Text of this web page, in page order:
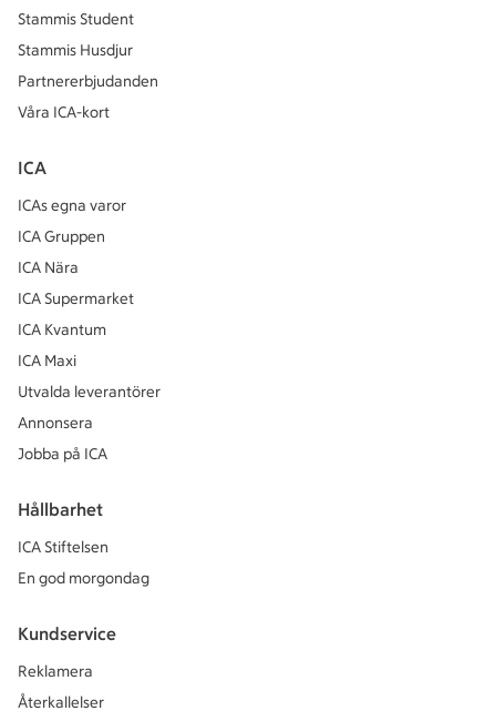
Stammis Student
Stammis Husdjur
Partnererbjudanden
Våra ICA-kort
ICA
ICAs egna varor
ICA Gruppen
ICA Nära
ICA Supermarket
ICA Kvantum
ICA Maxi
Utvalda leverantörer
Annonsera
Jobba på ICA
Hållbarhet
ICA Stiftelsen
En god morgondag
Kundservice
Reklamera
Återkallelser